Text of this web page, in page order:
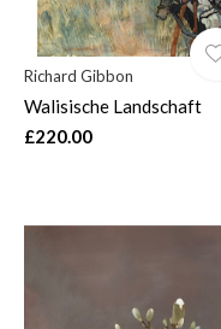
Richard Gibbon
Walisische Landschaft
£220.00